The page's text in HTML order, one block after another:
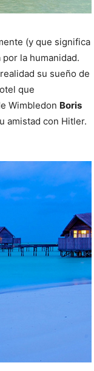
(y que significa
la humanidad.
su sueño de
que
Wimbledon Boris
amistad con Hitler.